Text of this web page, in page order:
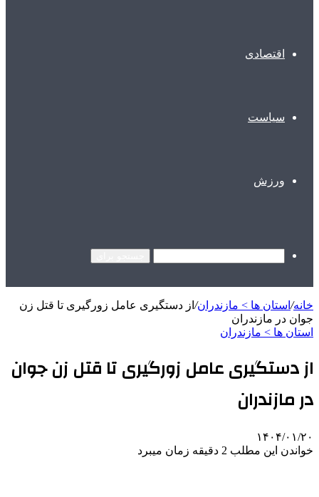
اقتصادی
سیاست
ورزش
خانه/ استان ها > مازندران/ از دستگیری عامل زورگیری تا قتل زن
جوان در مازندران
استان ها > مازندران
از دستگیری عامل زورگیری تا قتل زن جوان
در مازندران
۱۴۰۴/۰۱/۲۰
خواندن این مطلب 2 دقیقه زمان میبرد